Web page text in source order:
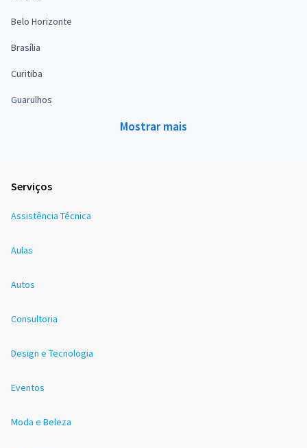
Belo Horizonte
Brasília
Curitiba
Guarulhos
Mostrar mais
Serviços
Assistência Técnica
Aulas
Autos
Consultoria
Design e Tecnologia
Eventos
Moda e Beleza